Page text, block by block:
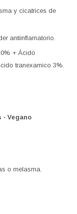
y cicatrices de
antiinflamatorio.
+ Ácido
tranexamico 3%.
Vegano
o melasma.